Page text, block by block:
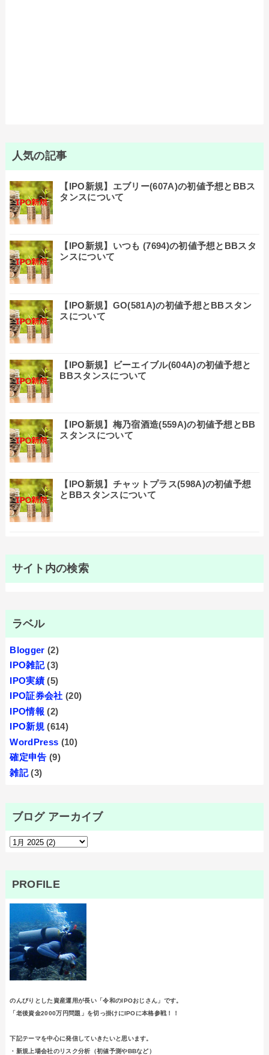
人気の記事
【IPO新規】エブリー(607A)の初値予想とBBス
タンスについて
【IPO新規】いつも (7694)の初値予想とBBスタ
ンスについて
【IPO新規】GO(581A)の初値予想とBBスタン
スについて
【IPO新規】ビーエイブル(604A)の初値予想と
BBスタンスについて
【IPO新規】梅乃宿酒造(559A)の初値予想とBB
スタンスについて
【IPO新規】チャットプラス(598A)の初値予想
とBBスタンスについて
サイト内の検索
ラベル
Blogger (2)
IPO雑記 (3)
IPO実績 (5)
IPO証券会社 (20)
IPO情報 (2)
IPO新規 (614)
WordPress (10)
確定申告 (9)
雑記 (3)
ブログ アーカイブ
PROFILE
のんびりとした資産運用が長い「令和のIPOおじさん」です。
「老後資金2000万円問題」を切っ掛けにIPOに本格参戦！！
下記テーマを中心に発信していきたいと思います。
・新規上場会社のリスク分析（初値予測やBBなど）